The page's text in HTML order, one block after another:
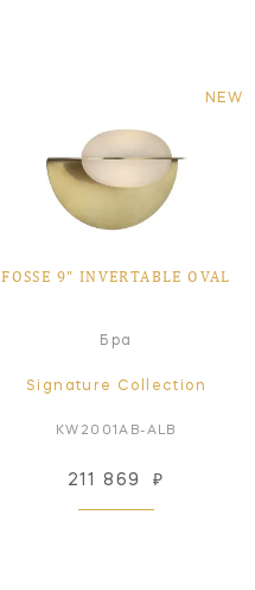
NEW
FOSSE 9" INVERTABLE OVAL
Бра
Signature Collection
KW2001AB-ALB
211 869 ₽